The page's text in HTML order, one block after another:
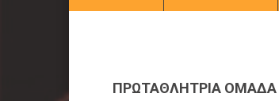
ΠΡΩΤΑΘΛΗΤΡΙΑ ΟΜΑΔΑ